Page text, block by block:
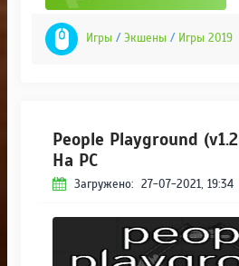
Игры / Экшены / Игры 2019
People Playground
На PC
Загружено: 27-07-2021, 19:34